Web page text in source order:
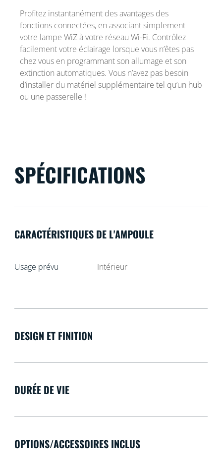
Profitez instantanément des avantages des
fonctions connectées, en associant simplement
votre lampe WiZ à votre réseau Wi-Fi. Contrôlez
facilement votre éclairage lorsque vous n’êtes pas
chez vous en programmant son allumage et son
extinction automatiques. Vous n’avez pas besoin
d’installer du matériel supplémentaire tel qu’un hub
ou une passerelle !
SPÉCIFICATIONS
CARACTÉRISTIQUES DE L'AMPOULE
Usage prévu Intérieur
DESIGN ET FINITION
DURÉE DE VIE
OPTIONS/ACCESSOIRES INCLUS